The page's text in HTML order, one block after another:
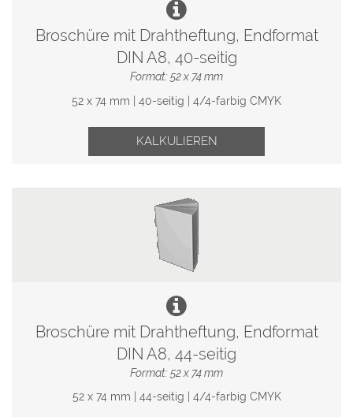
Broschüre mit Drahtheftung, Endformat
DIN A8, 40-seitig
Format: 52 x 74 mm
52 x 74 mm | 40-seitig | 4/4-farbig CMYK
KALKULIEREN
Broschüre mit Drahtheftung, Endformat
DIN A8, 44-seitig
Format: 52 x 74 mm
52 x 74 mm | 44-seitig | 4/4-farbig CMYK